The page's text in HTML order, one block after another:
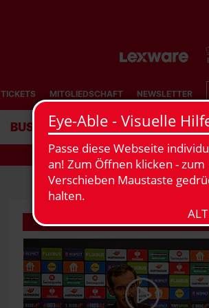
TICKETS MITGLIEDSCHAFT NEWSLETTER
BUSINESS STADION
VERWANDTE